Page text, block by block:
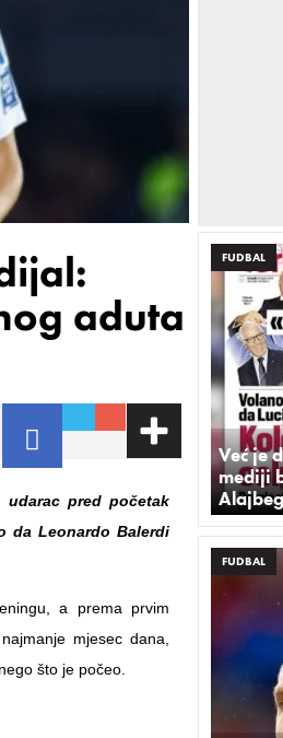
aduta
udarac pred početak
da Leonardo Balerdi
a prema prvim
mjesec dana,
što je počeo.
FUDBAL
Već je
mediji
FUDBAL